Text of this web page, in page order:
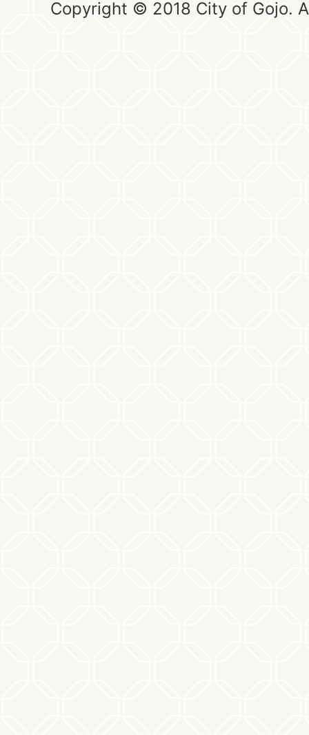
Copyright © 2018 City of Gojo.